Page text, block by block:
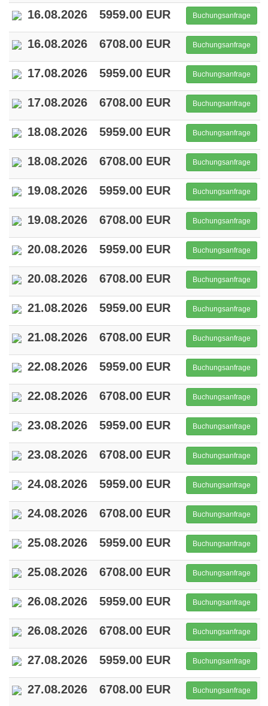
16.08.2026 5959.00 EUR Buchungsanfrage
16.08.2026 6708.00 EUR Buchungsanfrage
17.08.2026 5959.00 EUR Buchungsanfrage
17.08.2026 6708.00 EUR Buchungsanfrage
18.08.2026 5959.00 EUR Buchungsanfrage
18.08.2026 6708.00 EUR Buchungsanfrage
19.08.2026 5959.00 EUR Buchungsanfrage
19.08.2026 6708.00 EUR Buchungsanfrage
20.08.2026 5959.00 EUR Buchungsanfrage
20.08.2026 6708.00 EUR Buchungsanfrage
21.08.2026 5959.00 EUR Buchungsanfrage
21.08.2026 6708.00 EUR Buchungsanfrage
22.08.2026 5959.00 EUR Buchungsanfrage
22.08.2026 6708.00 EUR Buchungsanfrage
23.08.2026 5959.00 EUR Buchungsanfrage
23.08.2026 6708.00 EUR Buchungsanfrage
24.08.2026 5959.00 EUR Buchungsanfrage
24.08.2026 6708.00 EUR Buchungsanfrage
25.08.2026 5959.00 EUR Buchungsanfrage
25.08.2026 6708.00 EUR Buchungsanfrage
26.08.2026 5959.00 EUR Buchungsanfrage
26.08.2026 6708.00 EUR Buchungsanfrage
27.08.2026 5959.00 EUR Buchungsanfrage
27.08.2026 6708.00 EUR Buchungsanfrage